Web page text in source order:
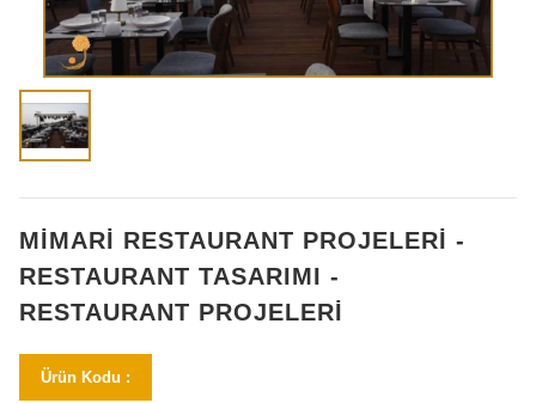
MİMARİ RESTAURANT PROJELERİ -
RESTAURANT TASARIMI -
RESTAURANT PROJELERİ
Ürün Kodu :